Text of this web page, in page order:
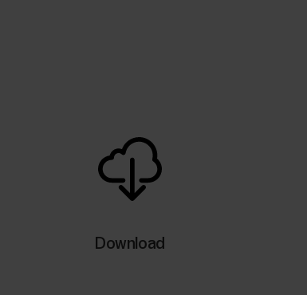
Download